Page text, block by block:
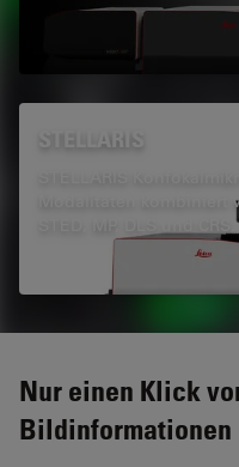
STELLARIS
STELLARIS
Modalitäten kombiniert
Nur einen Klick
Bildinformationen